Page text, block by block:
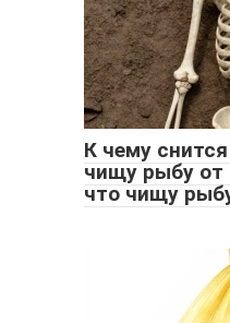
К чему
чищу рыбу от
что чищу